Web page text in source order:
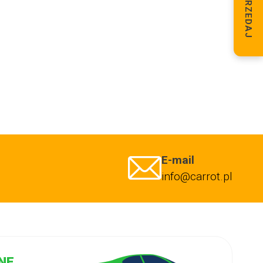
SPRZEDAJ
E-mail
info@carrot.pl